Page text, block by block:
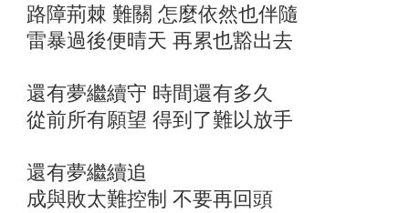
路障荊棘 難關 怎麼依然也伴隨
雷暴過後便晴天 再累也豁出去
還有夢繼續守 時間還有多久
從前所有願望 得到了難以放手
還有夢繼續追
成與敗太難控制 不要再回頭